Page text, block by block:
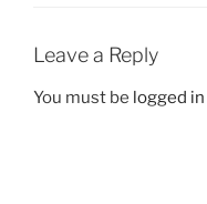
Leave a Reply
You must be logged in